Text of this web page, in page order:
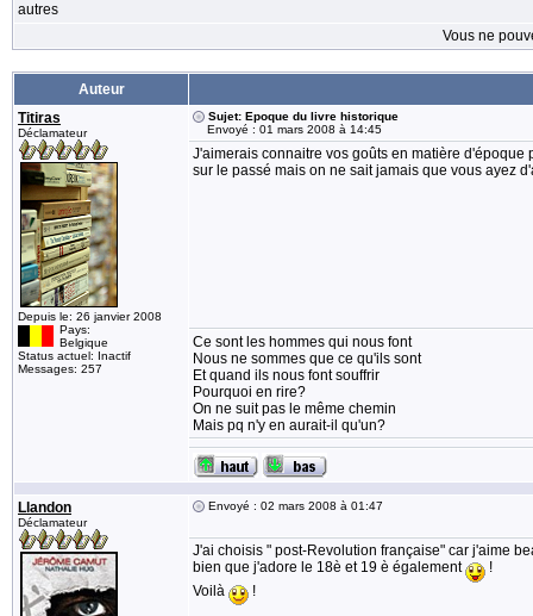
autres
Vous ne
Auteur
Titiras
Déclamateur
Depuis le: 26 janvier 2008
Pays:
Belgique
Status actuel: Inactif
Messages: 257
Sujet: Epoque du livre historique
Envoyé : 01 mars 2008 à 14:45
J'aimerais connaitre vos goûts en matière
sur le passé mais on ne sait jamais que vous ayez
Ce sont les hommes qui nous font
Nous ne sommes que ce qu'ils sont
Et quand ils nous font souffrir
Pourquoi en rire?
On ne suit pas le même chemin
Mais pq n'y en aurait-il qu'un?
Llandon
Déclamateur
Envoyé : 02 mars 2008 à 01:47
J'ai choisis " post-Revolution française" car j'aime
bien que j'adore le 18è et 19 è également
!
Voilà
!